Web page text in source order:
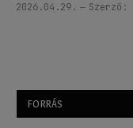
2026.04.29. Szerző:
FORRÁS